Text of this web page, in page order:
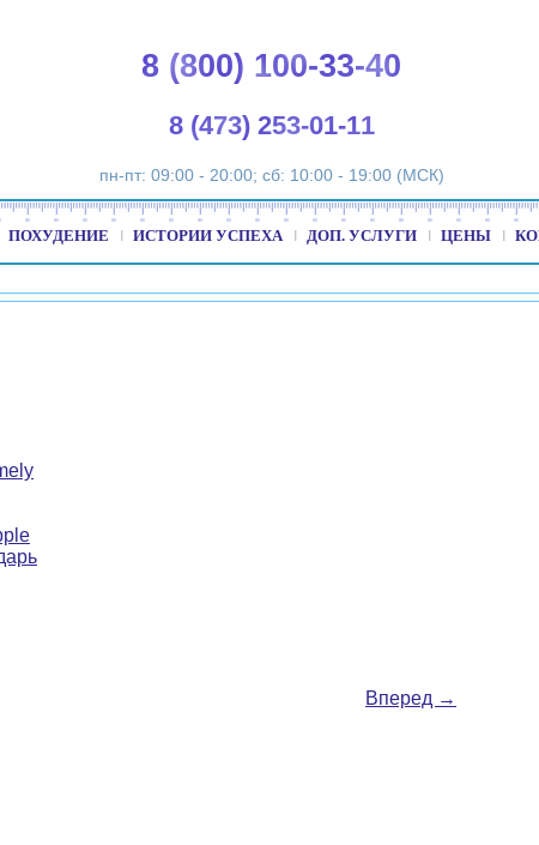
8 (800) 100-33-40
8 (473) 253-01-11
пн-пт: 09:00 - 20:00; сб: 10:00 - 19:00 (МСК)
ПОХУДЕНИЕ ИСТОРИИ УСПЕХА ДОП. УСЛУГИ ЦЕНЫ
Вперед →